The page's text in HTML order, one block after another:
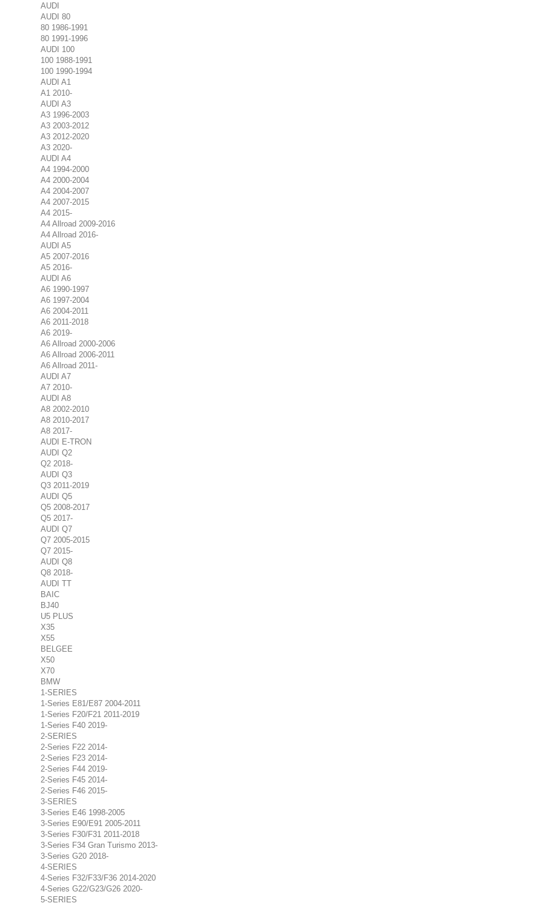
AUDI
AUDI 80
80 1986-1991
80 1991-1996
AUDI 100
100 1988-1991
100 1990-1994
AUDI A1
A1 2010-
AUDI A3
A3 1996-2003
A3 2003-2012
A3 2012-2020
A3 2020-
AUDI A4
A4 1994-2000
A4 2000-2004
A4 2004-2007
A4 2007-2015
A4 2015-
A4 Allroad 2009-2016
A4 Allroad 2016-
AUDI A5
A5 2007-2016
A5 2016-
AUDI A6
A6 1990-1997
A6 1997-2004
A6 2004-2011
A6 2011-2018
A6 2019-
A6 Allroad 2000-2006
A6 Allroad 2006-2011
A6 Allroad 2011-
AUDI A7
A7 2010-
AUDI A8
A8 2002-2010
A8 2010-2017
A8 2017-
AUDI E-TRON
AUDI Q2
Q2 2018-
AUDI Q3
Q3 2011-2019
AUDI Q5
Q5 2008-2017
Q5 2017-
AUDI Q7
Q7 2005-2015
Q7 2015-
AUDI Q8
Q8 2018-
AUDI TT
BAIC
BJ40
U5 PLUS
X35
X55
BELGEE
X50
X70
BMW
1-SERIES
1-Series E81/E87 2004-2011
1-Series F20/F21 2011-2019
1-Series F40 2019-
2-SERIES
2-Series F22 2014-
2-Series F23 2014-
2-Series F44 2019-
2-Series F45 2014-
2-Series F46 2015-
3-SERIES
3-Series E46 1998-2005
3-Series E90/E91 2005-2011
3-Series F30/F31 2011-2018
3-Series F34 Gran Turismo 2013-
3-Series G20 2018-
4-SERIES
4-Series F32/F33/F36 2014-2020
4-Series G22/G23/G26 2020-
5-SERIES